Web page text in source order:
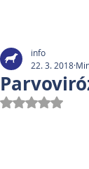
info
22. 3. 2018
Hodnoceno